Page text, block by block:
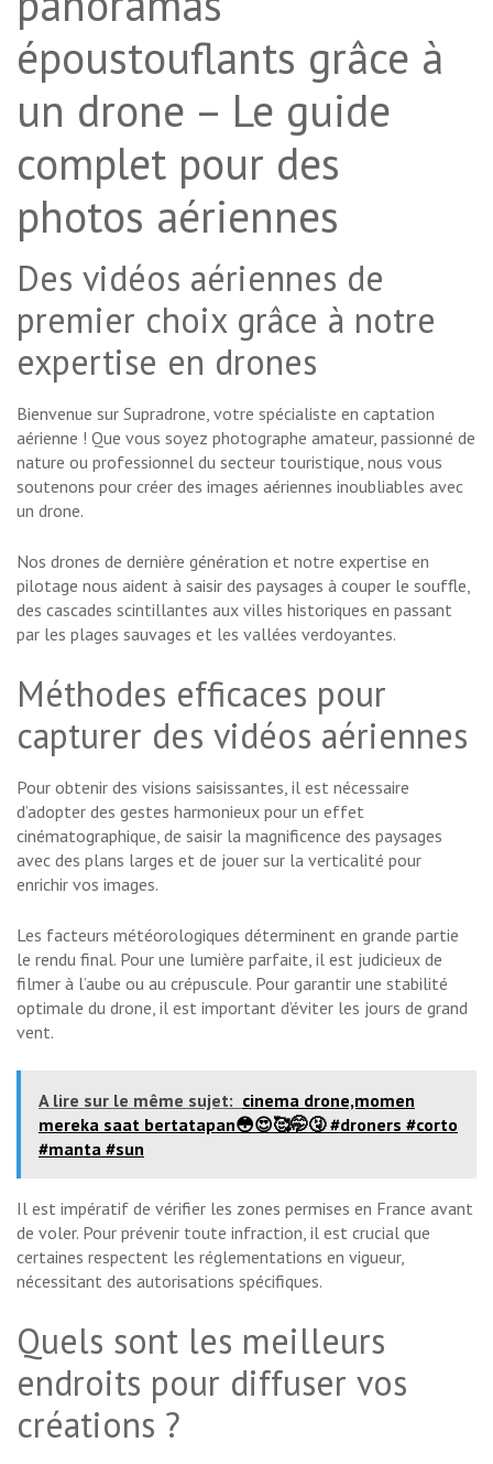
époustouflants grâce à
un drone – Le guide
complet pour des
photos aériennes
Des vidéos aériennes de
premier choix grâce à notre
expertise en drones
Bienvenue sur Supradrone, votre spécialiste en captation
aérienne ! Que vous soyez photographe amateur, passionné de
nature ou professionnel du secteur touristique, nous vous
soutenons pour créer des images aériennes inoubliables avec
un drone.
Nos drones de dernière génération et notre expertise en
pilotage nous aident à saisir des paysages à couper le souffle,
des cascades scintillantes aux villes historiques en passant
par les plages sauvages et les vallées verdoyantes.
Méthodes efficaces pour
capturer des vidéos aériennes
Pour obtenir des visions saisissantes, il est nécessaire
d’adopter des gestes harmonieux pour un effet
cinématographique, de saisir la magnificence des paysages
avec des plans larges et de jouer sur la verticalité pour
enrichir vos images.
Les facteurs météorologiques déterminent en grande partie
le rendu final. Pour une lumière parfaite, il est judicieux de
filmer à l’aube ou au crépuscule. Pour garantir une stabilité
optimale du drone, il est important d’éviter les jours de grand
vent.
A lire sur le même sujet: cinema drone,momen
mereka saat bertatapan😳😍🥰🤭🤧 #droners #corto
#manta #sun
Il est impératif de vérifier les zones permises en France avant
de voler. Pour prévenir toute infraction, il est crucial que
certaines respectent les réglementations en vigueur,
nécessitant des autorisations spécifiques.
Quels sont les meilleurs
endroits pour diffuser vos
créations ?